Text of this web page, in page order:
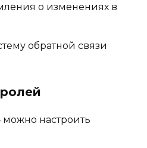
о изменениях в
обратной связи
можно настроить